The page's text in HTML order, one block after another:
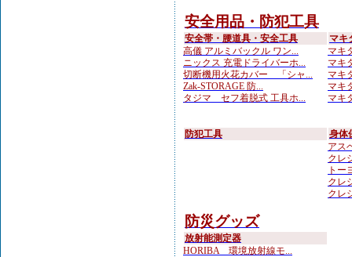
安全用品・防犯工具
安全帯・腰道具・安全工具
高儀 アルミバックル ワン...
ニックス 充電ドライバーホ...
切断機用火花カバー 「シャ...
Zak-STORAGE 防...
タジマ セフ着脱式 工具ホ...
マキ
マキ
マキ
マキ
マキ
マキ
防犯工具
身体
アス
クレ
トー
クレ
クレ
防災グッズ
放射能測定器
HORIBA 環境放射線モ...